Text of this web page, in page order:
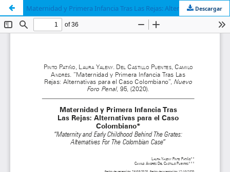
Maternidad y Primera Infancia Tras Las Rejas: Alternativas para el Caso Colombiano
Descargar